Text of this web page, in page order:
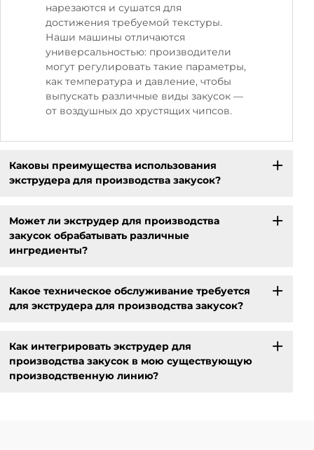
нарезаются и сушатся для
достижения требуемой текстуры.
Наши машины отличаются
универсальностью: производители
могут регулировать такие параметры,
как температура и давление, чтобы
выпускать различные виды закусок —
от воздушных до хрустящих чипсов.
Каковы преимущества использования
экструдера для производства закусок?
Может ли экструдер для производства
закусок обрабатывать различные
ингредиенты?
Какое техническое обслуживание требуется
для экструдера для производства закусок?
Как интегрировать экструдер для
производства закусок в мою существующую
производственную линию?